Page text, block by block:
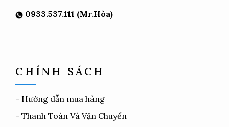
0933.537.111 (Mr.Hòa)
CHÍNH SÁCH
- Hướng dẫn mua hàng
- Thanh Toán Và Vận Chuyển